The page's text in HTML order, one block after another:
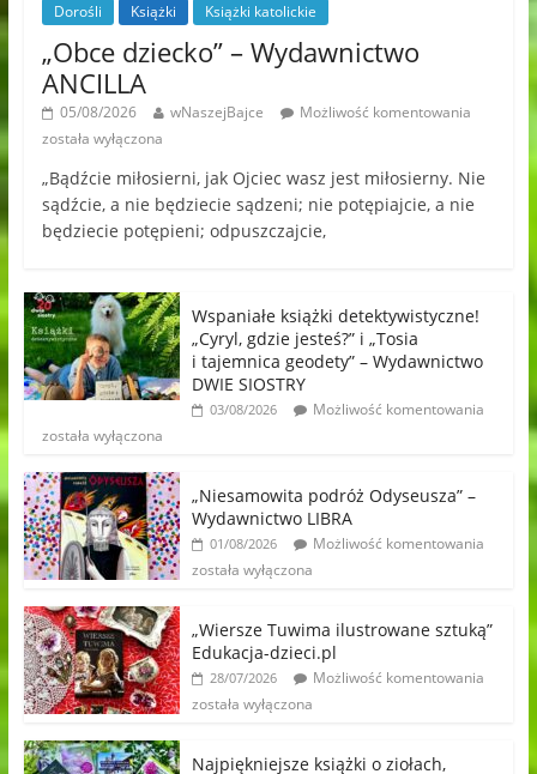
Dorośli Książki Książki katolickie
„Obce dziecko” – Wydawnictwo
ANCILLA
05/08/2026 wNaszejBajce
Możliwość komentowania
została wyłączona
„Bądźcie miłosierni, jak Ojciec wasz jest miłosierny. Nie
sądźcie, a nie będziecie sądzeni; nie potępiajcie, a nie
będziecie potępieni; odpuszczajcie,
Wspaniałe książki detektywistyczne!
„Cyryl, gdzie jesteś?” i „Tosia
i tajemnica geodety” – Wydawnictwo
DWIE SIOSTRY
03/08/2026
Możliwość komentowania
została wyłączona
„Niesamowita podróż Odyseusza” –
Wydawnictwo LIBRA
01/08/2026
Możliwość komentowania
została wyłączona
„Wiersze Tuwima ilustrowane sztuką”
Edukacja-dzieci.pl
28/07/2026
Możliwość komentowania
została wyłączona
Najpiękniejsze książki o ziołach,